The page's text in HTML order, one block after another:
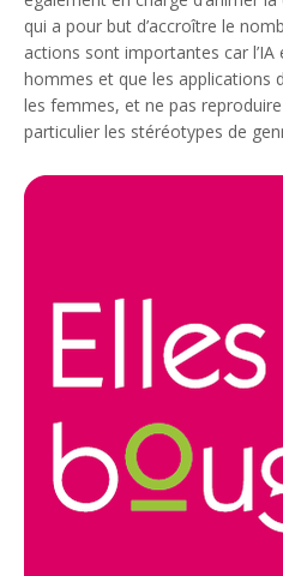
qui a pour but d’accroître le
actions sont importantes car
hommes et que les applications
les femmes, et ne pas
particulier les stéréotypes de